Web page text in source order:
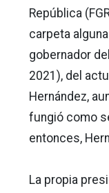
República
carpeta
gobernador
2021), del
Hernández,
fungió como
entonces,
La propia